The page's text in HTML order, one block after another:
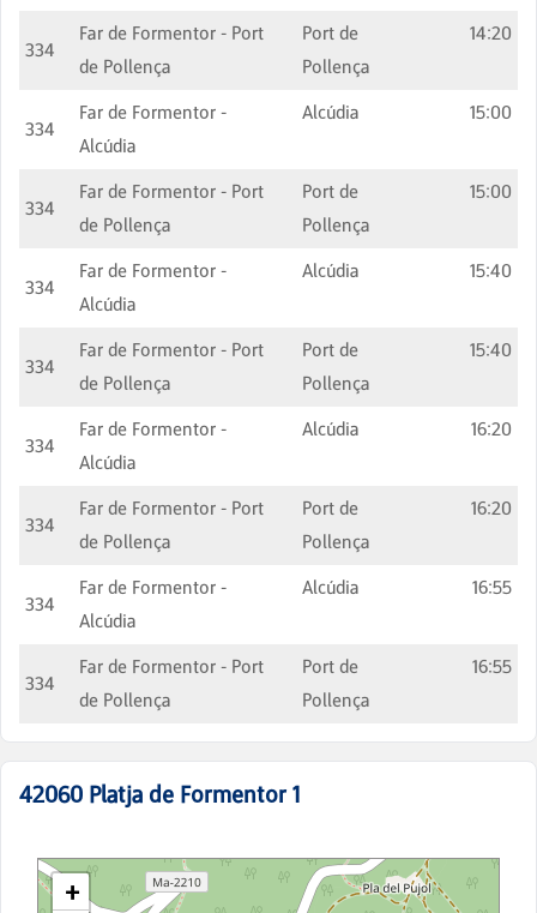
334
Far de Formentor - Port
de Pollença
Port de
Pollença
14:20
334
Far de Formentor -
Alcúdia
Alcúdia 15:00
334
Far de Formentor - Port
de Pollença
Port de
Pollença
15:00
334
Far de Formentor -
Alcúdia
Alcúdia 15:40
334
Far de Formentor - Port
de Pollença
Port de
Pollença
15:40
334
Far de Formentor -
Alcúdia
Alcúdia 16:20
334
Far de Formentor - Port
de Pollença
Port de
Pollença
16:20
334
Far de Formentor -
Alcúdia
Alcúdia 16:55
334
Far de Formentor - Port
de Pollença
Port de
Pollença
16:55
42060 Platja de Formentor 1